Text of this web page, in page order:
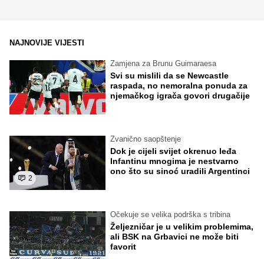
NAJNOVIJE VIJESTI
Zamjena za Brunu Guimaraesa
Svi su mislili da se Newcastle
raspada, no nemoralna ponuda za
njemačkog igrača govori drugačije
2
Zvanično saopštenje
Dok je cijeli svijet okrenuo leđa
Infantinu mnogima je nestvarno
ono što su sinoć uradili Argentinci
Očekuje se velika podrška s tribina
Željezničar je u velikim problemima,
ali BSK na Grbavici ne može biti
favorit